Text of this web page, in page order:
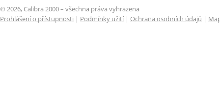
© 2026, Calibra 2000 – všechna práva vyhrazena
Prohlášení o přístupnosti | Podmínky užití| Ochrana osobních údajů |